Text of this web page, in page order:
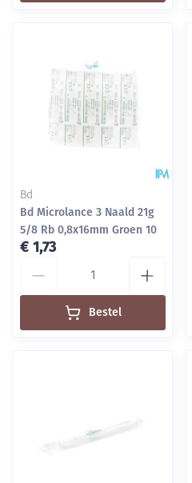
Bd
Bd Microlance 3 Naald 21g
5/8 Rb 0,8x16mm Groen 10
€ 1,73
Bestel